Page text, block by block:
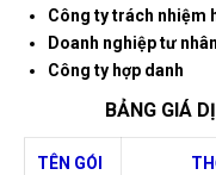
Công ty trách nhiệm
Doanh nghiệp tư
Công ty hợp danh
BẢNG GIÁ
TÊN GÓI